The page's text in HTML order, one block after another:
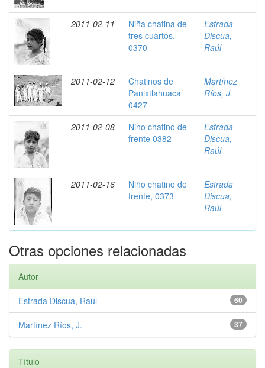
2011-02-11
Niña chatina de
tres cuartos,
0370
Estrada
Discua,
Raúl
2011-02-12
Chatinos de
Panixtlahuaca
0427
Martínez
Ríos, J.
2011-02-08
Nino chatino de
frente 0382
Estrada
Discua,
Raúl
2011-02-16
Niño chatino de
frente, 0373
Estrada
Discua,
Raúl
Otras opciones relacionadas
Autor
60
Estrada Discua, Raúl
37
Martínez Ríos, J.
Título